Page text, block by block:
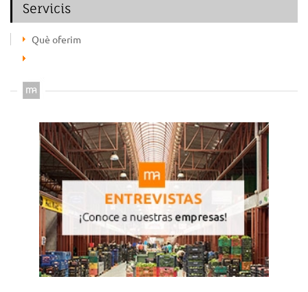
Servicis
Què oferim